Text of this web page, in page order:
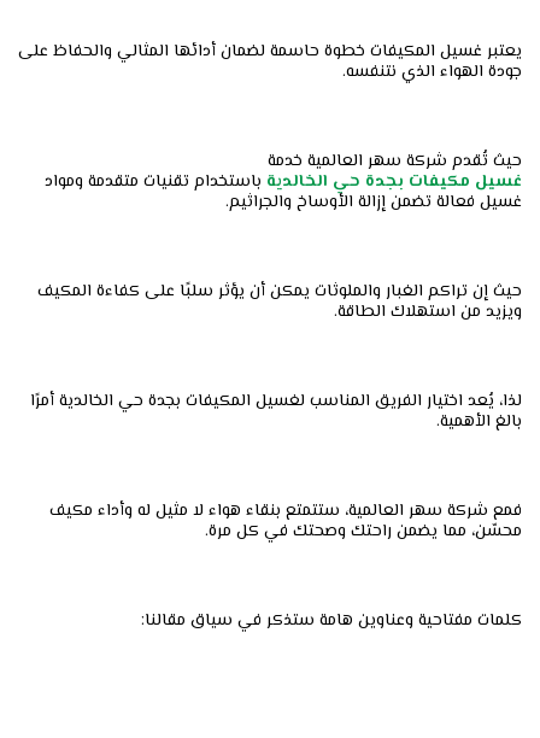
يعتبر غسيل المكيفات خطوة حاسمة لضمان أدائها المثالي والحفاظ على
جودة الهواء الذي نتنفسه.
حيث تُقدم شركة سهر العالمية خدمة
غسيل مكيفات بجدة حي الخالدية باستخدام تقنيات متقدمة ومواد
غسيل فعالة تضمن إزالة الأوساخ والجراثيم.
حيث إن تراكم الغبار والملوثات يمكن أن يؤثر سلبًا على كفاءة المكيف
ويزيد من استهلاك الطاقة.
لذا، يُعد اختيار الفريق المناسب لغسيل المكيفات بجدة حي الخالدية أمرًا
بالغ الأهمية.
فمع شركة سهر العالمية، ستتمتع بنقاء هواء لا مثيل له وأداء مكيف
محسّن، مما يضمن راحتك وصحتك في كل مرة.
كلمات مفتاحية وعناوين هامة ستذكر في سياق مقالنا: